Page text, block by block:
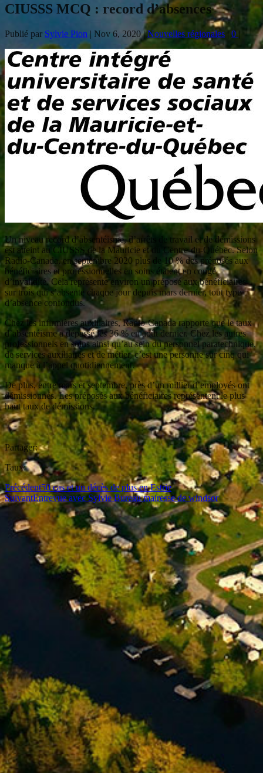
CIUSSS MCQ : record d’absences
Publié par Sylvie Pion | Nov 6, 2020|Nouvelles régionales | 0 |
Un niveau record d’absentéisme, d’arrêts de travail et de démissions
est atteint au CIUSSS de la Mauricie et du Centre-du-Québec. Selon
Radio-Canada, en septembre 2020 plus de 10 % des préposés aux
bénéficiaires et professionnelles en soins étaient en congé
d’invalidité. Cela représente environ un préposé aux bénéficiaires
sur trois qui s’absente chaque jour depuis mars dernier, tout type
d’absence confondus.
Chez les infirmières auxiliaires, Radio-Canada rapporte que le taux
d’absentéisme a dépassé les 36 % en août dernier. Chez les autres
professionnels en soins ainsi qu’au sein du personnel paratechnique,
de services auxiliaires et de métier, c’est une personne sur cinq qui
manque à l’appel quotidiennement.
De plus, entre mars et septembre, près d’un millier d’employés ont
démissionnés. Les préposés aux bénéficiaires représentent le plus
haut taux de démissions.
Partager:
Taux:
Précédent50 cas et un décès de plus en Estrie
SuivantEntrevue avec Sylvie Bureau mairesse de windsor